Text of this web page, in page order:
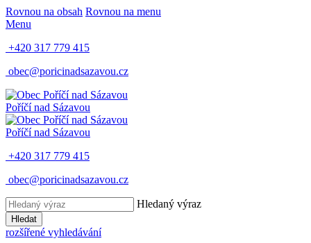
Rovnou na obsah Rovnou na menu
Menu
+420 317 779 415
obec@poricinadsazavou.cz
Poříčí nad Sázavou
Poříčí nad Sázavou
+420 317 779 415
obec@poricinadsazavou.cz
Hledaný výraz
Hledat
rozšířené vyhledávání